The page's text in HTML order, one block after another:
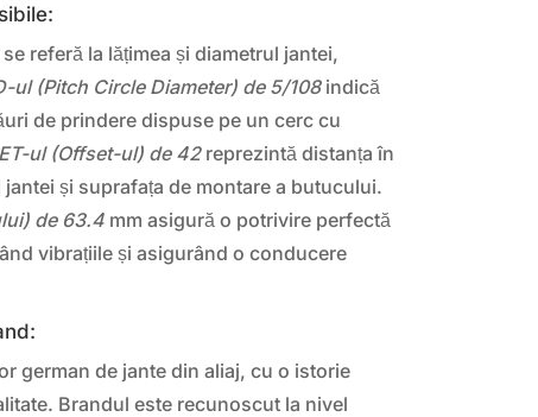
se referă la lățimea și diametrul jantei,
ul (Pitch Circle Diameter) de 5/108indică
de prindere dispuse pe un cerc cu
ET-ul (Offset-ul) de 42reprezintă distanța în
și suprafața de montare a butucului.
de 63.4 mm asigură o potrivire perfectă
vibrațiile și asigurând o conducere
german de jante din aliaj, cu o istorie
Brandul este recunoscut la nivel